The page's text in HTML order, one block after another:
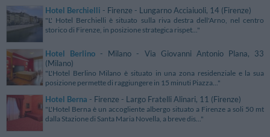
Hotel Berchielli - Firenze - Lungarno Acciaiuoli, 14 (Firenze)
"L' Hotel Berchielli è situato sulla riva destra dell'Arno, nel centro
storico di Firenze, in posizione strategica rispet..."
Hotel Berlino - Milano - Via Giovanni Antonio Plana, 33
(Milano)
"L'Hotel Berlino Milano è situato in una zona residenziale e la sua
posizione permette di raggiungere in 15 minuti Piazza..."
Hotel Berna - Firenze - Largo Fratelli Alinari, 11 (Firenze)
"L'Hotel Berna è un accogliente albergo situato a Firenze a soli 50 mt
dalla Stazione di Santa Maria Novella, a breve dis..."